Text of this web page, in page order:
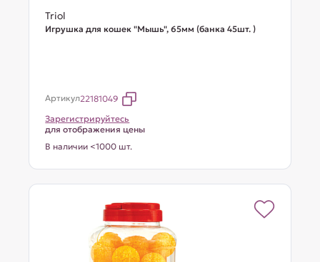
Triol
Игрушка для кошек "Мышь", 65мм (банка 45шт. )
Артикул22181049
Зарегистрируйтесь
для отображения цены
В наличии <1000 шт.